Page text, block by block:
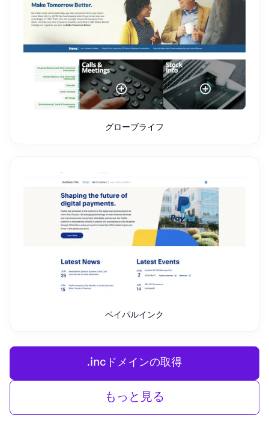
グローブライフ
ペイパルインク
.incドメインの取得
もっと見る